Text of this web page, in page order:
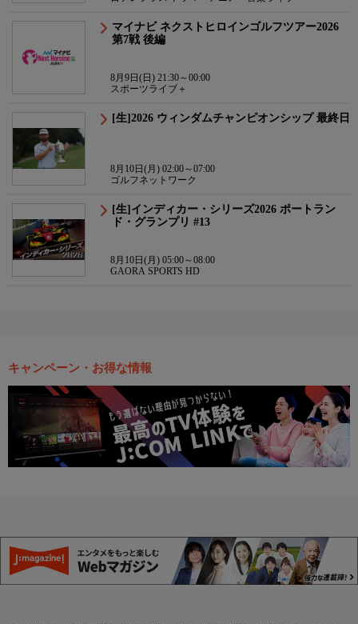
マイナビ ネクストヒロインゴルフツアー2026
第7戦 後編
8月9日(日) 21:30～00:00
スポーツライブ＋
[生]2026 ウィンダムチャンピオンシップ 最終日
8月10日(月) 02:00～07:00
ゴルフネットワーク
[生]インディカー・シリーズ2026 ポートラン
ド・グランプリ #13
8月10日(月) 05:00～08:00
GAORA SPORTS HD
キャンペーン・お得な情報